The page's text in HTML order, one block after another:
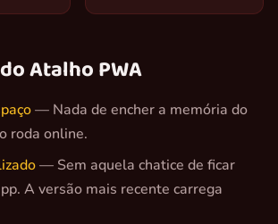
Atalho PWA
— Nada de encher a memória do
roda online.
— Sem aquela chatice de ficar
A versão mais recente carrega